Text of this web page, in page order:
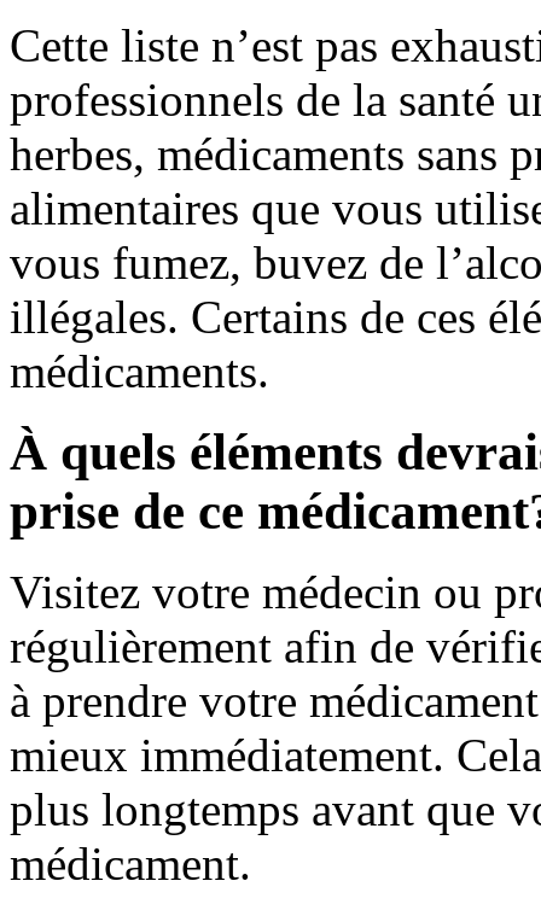
Cette liste n’est pas
professionnels de la santé
herbes, médicaments sans
alimentaires que vous
vous fumez, buvez de
illégales. Certains de ces
médicaments.
À quels éléments
prise de ce
Visitez votre médecin ou
régulièrement afin de
à prendre votre
mieux immédiatement.
plus longtemps avant que
médicament.